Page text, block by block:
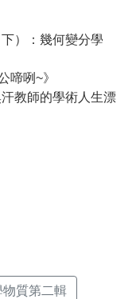
）：幾何變分學
啼咧~》
教師的學術人生漂
質第二輯